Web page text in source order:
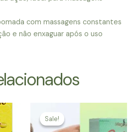
com massagens constantes
e não enxaguar após o uso
Sale!
Sale!